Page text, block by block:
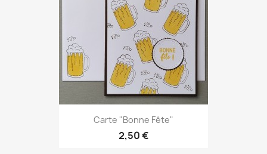
Carte "Bonne Fête"
2,50 €